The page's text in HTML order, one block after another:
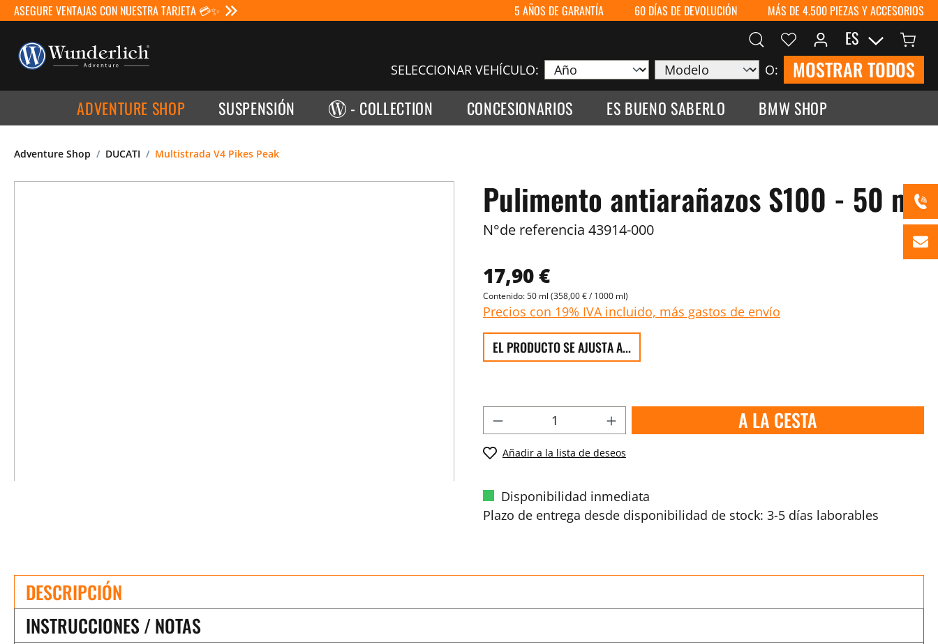
ASEGURE VENTAJAS CON NUESTRA TARJETA 💳✨ 5 AÑOS DE GARANTÍA 60 DÍAS DE DEVOLUCIÓN MÁS DE 4.500 PIEZAS Y ACCESORIOS
SELECCIONAR VEHÍCULO: O: MOSTRAR TODOS
ES
ADVENTURE SHOP SUSPENSIÓN - COLLECTION CONCESIONARIOS ES BUENO SABERLO BMW SHOP
Adventure Shop DUCATI Multistrada V4 Pikes Peak
Pulimento antiarañazos S100 - 50 ml
N°de referencia 43914-000
17,90 €
Contenido:50 ml (358,00 € / 1000 ml)
Precios con 19% IVA incluido, más gastos de envío
EL PRODUCTO SE AJUSTA A...
A LA CESTA
Añadir a la lista de deseos
Disponibilidad inmediata
Plazo de entrega desde disponibilidad de stock: 3-5 días laborables
DESCRIPCIÓN
INSTRUCCIONES / NOTAS